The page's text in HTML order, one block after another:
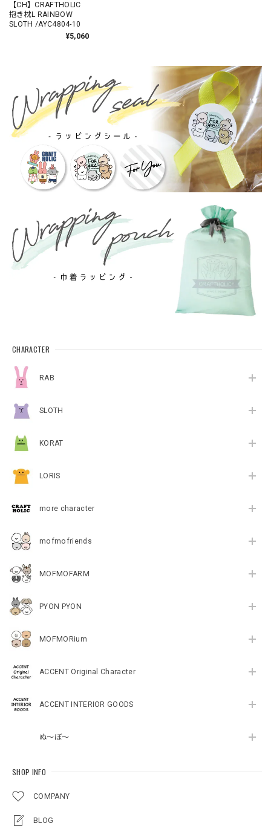
CHARACTER
RAB
SLOTH
KORAT
LORIS
more character
mofmofriends
MOFMOFARM
PYON PYON
MOFMORium
ACCENT Original Character
ACCENT INTERIOR GOODS
ぬ～ぼ～
SHOP INFO
COMPANY
BLOG
【CH】CRAFTHOLIC
抱き枕L RAINBOW
SLOTH /AYC4804-10
¥5,060